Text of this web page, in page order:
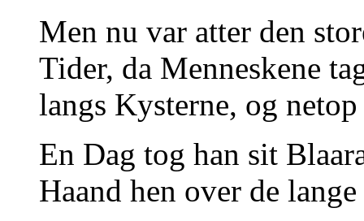
Men nu var atter den
Tider, da Menneskene
langs Kysterne, og
En Dag tog han sit
Haand hen over de